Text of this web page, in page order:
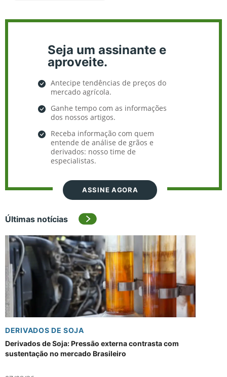
Seja um assinante e
aproveite.
Antecipe tendências de preços do
mercado agrícola.
Ganhe tempo com as informações
dos nossos artigos.
Receba informação com quem
entende de análise de grãos e
derivados: nosso time de
especialistas.
ASSINE AGORA
Últimas notícias
DERIVADOS DE SOJA
Derivados de Soja: Pressão externa contrasta com
sustentação no mercado Brasileiro